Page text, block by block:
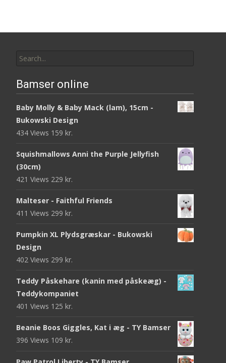
for:
Bamser online
Baby Molly & Baby Mack (lam), 15cm -
Bukowski Design
434 Views 159 kr.
Squishmallows Anni the Purple Jellyfish
(30cm)
421 Views 229 kr.
Malteser - Faithful Friends
411 Views 299 kr.
Pumpkin XL Plydsgræskar - Bukowski
Design
402 Views 299 kr.
Teddy Påskehare (kanin med påskeæg) -
Teddykompaniet
401 Views 125 kr.
Beanie Boos Giggles, Kat i æg - TY Bamser
396 Views 109 kr.